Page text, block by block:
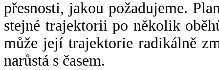
přesnosti, jakou požadujeme.
stejné trajektorii po několik
může její trajektorie radikálně
narůstá s časem.